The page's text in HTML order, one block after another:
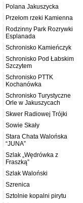
Polana Jakuszycka
Przełom rzeki Kamienna
Rodzinny Park Rozrywki
Esplanada
Schronisko Kamieńczyk
Schronisko Pod Łabskim
Szczytem
Schronisko PTTK
Kochanówka
Schronisko Turystyczne
Orle w Jakuszycach
Skwer Radiowej Trójki
Sowie Skały
Stara Chata Walońska
“JUNA”
Szlak „Wędrówka z
Fraszką”
Szlak Waloński
Szrenica
Sztolnie kopalni pirytu